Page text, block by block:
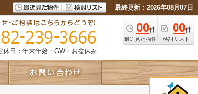
最終更新：2026年08月07日
00件
最近見た物件
00件
検討リスト
休日：年末年始・GW・お盆休み